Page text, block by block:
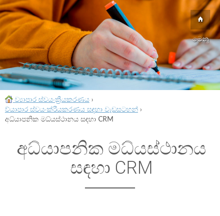
මෙනු
ව්‍යාපාර ස්වයංක්‍රීයකරණය ›
ව්යාපාර ස්වයංක්රීයකරණය සඳහා වැඩසටහන් ›
අධ්යාපනික මධ්යස්ථානය සඳහා CRM
අධ්යාපනික මධ්යස්ථානය
සඳහා CRM